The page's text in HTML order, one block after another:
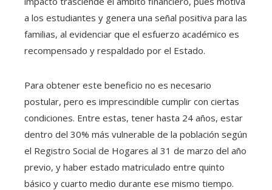
a los estudiantes y genera una señal positiva para las
familias, al evidenciar que el esfuerzo académico es
recompensado y respaldado por el Estado.
Para obtener este beneficio no es necesario
postular, pero es imprescindible cumplir con ciertas
condiciones. Entre estas, tener hasta 24 años, estar
dentro del 30% más vulnerable de la población según
el Registro Social de Hogares al 31 de marzo del año
previo, y haber estado matriculado entre quinto
básico y cuarto medio durante ese mismo tiempo.